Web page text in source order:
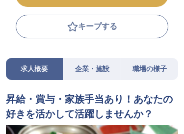
キープする
求人概要 企業・施設 職場の様子
昇給・賞与・家族手当あり！あなたの
好きを活かして活躍しませんか？